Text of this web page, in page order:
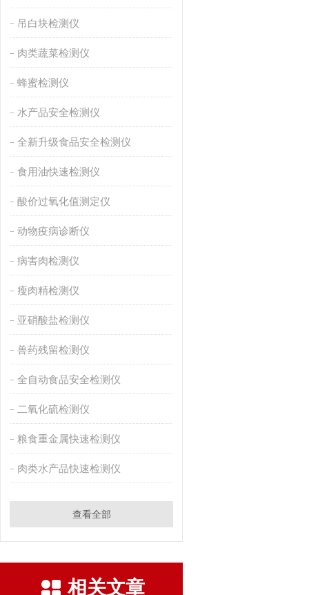
吊白块检测仪
肉类蔬菜检测仪
蜂蜜检测仪
水产品安全检测仪
全新升级食品安全检测仪
食用油快速检测仪
酸价过氧化值测定仪
动物疫病诊断仪
病害肉检测仪
瘦肉精检测仪
亚硝酸盐检测仪
兽药残留检测仪
全自动食品安全检测仪
二氧化硫检测仪
粮食重金属快速检测仪
肉类水产品快速检测仪
查看全部
相关文章